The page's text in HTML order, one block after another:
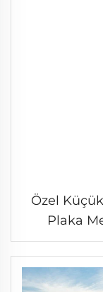
Özel
Plaka